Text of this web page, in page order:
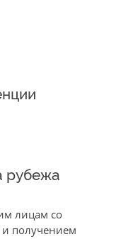
рубежа
лицам со
получением